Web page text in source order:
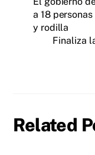
a 18
y rodilla
Finaliza
Related